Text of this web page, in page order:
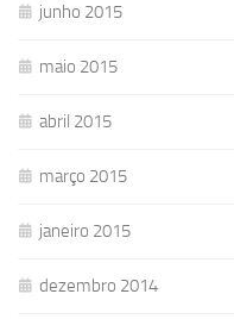
junho 2015
maio 2015
abril 2015
março 2015
janeiro 2015
dezembro 2014